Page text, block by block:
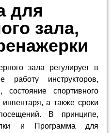
для
зала,
зала регулирует в
работу инструкторов,
состояние спортивного
а также сроки
В принципе,
и Программа для